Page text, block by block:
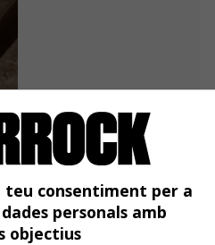
teu consentiment per a
personals amb
objectius